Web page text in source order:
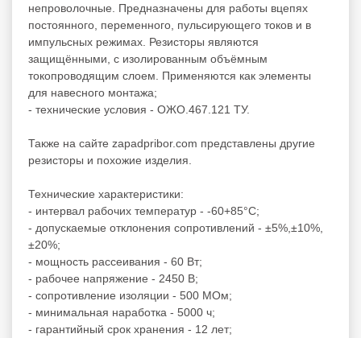
непроволочные. Предназначены для работы вцепях
постоянного, переменного, пульсирующего токов и в
импульсных режимах. Резисторы являются
защищёнными, с изолированным объёмным
токопроводящим слоем. Применяются как элементы
для навесного монтажа;
- технические условия - ОЖО.467.121 ТУ.
Также на сайте zapadpribor.com представлены другие
резисторы и похожие изделия.
Технические характеристики:
- интервал рабочих температур - -60+85°C;
- допускаемые отклонения сопротивлений - ±5%,±10%,
±20%;
- мощность рассеивания - 60 Вт;
- рабочее напряжение - 2450 В;
- сопротивление изоляции - 500 МОм;
- минимальная наработка - 5000 ч;
- гарантийный срок хранения - 12 лет;